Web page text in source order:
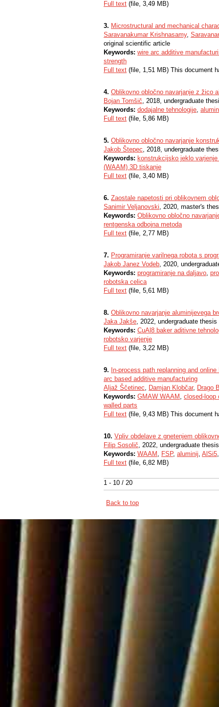
1 - 10 / 20
Full text (file, 3,49 MB)
3. Microstructural and mechanical
Saravanakumar Krishnasamy,
original scientific article
Keywords: wire arc additive
strength
Full text (file, 1,51 MB) This document
4. Oblikovno obločno navarjanje z žico
Bojan Tomšič, 2018, undergraduate
Keywords: dodajalne tehnologije,
Full text (file, 5,86 MB)
5. Oblikovno obločno navarjanje
Jakob Štepec, 2018, undergraduate
Keywords: konstrukcijsko jeklo
(WAAM) 3D tiskanje
Full text (file, 3,40 MB)
6. Zaostale napetosti pri oblikovnem
Sanimir Veljanovski, 2020, master's
Keywords: Oblikovno obločno
rentgenska odbojna metoda
Full text (file, 2,77 MB)
7. Programiranje varilnega robota s
Jakob Janez Vodeb, 2020,
Keywords: programiranje na daljavo,
robotska celica
Full text (file, 5,61 MB)
8. Oblikovno navarjanje aluminijevega
Jaka Jakše, 2022, undergraduate thesis
Keywords: CuAl8 baker aditivne
robotsko varjenje
Full text (file, 3,22 MB)
9. In-process path replanning and
arc based additive manufacturing
Aljaž Ščetinec, Damjan Klobčar, Drago
Keywords: GMAW WAAM , closed-loop
walled parts
Full text (file, 9,43 MB) This document
10. Vpliv obdelave z gnetenjem
Filip Sosolič, 2022, undergraduate thesis
Keywords: WAAM , FSP, aluminij, AlSi5
Full text (file, 6,82 MB)
Back to top